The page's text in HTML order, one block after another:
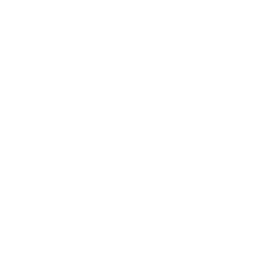
novedades del mercado de La Liga